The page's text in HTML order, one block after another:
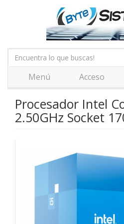
Menú Acceso
Procesador Intel
2.50GHz Socket